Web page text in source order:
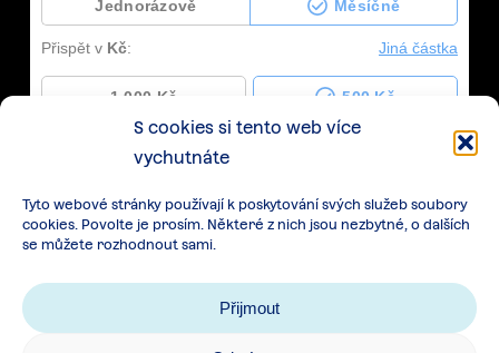
S cookies si tento web více
vychutnáte
Tyto webové stránky používají k poskytování svých služeb soubory
cookies. Povolte je prosím. Některé z nich jsou nezbytné, o dalších
se můžete rozhodnout sami.
Přijmout